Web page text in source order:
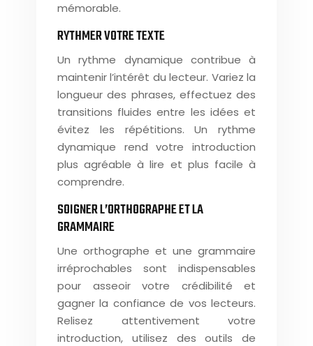
mémorable.
RYTHMER VOTRE TEXTE
Un rythme dynamique contribue à
maintenir l’intérêt du lecteur. Variez la
longueur des phrases, effectuez des
transitions fluides entre les idées et
évitez les répétitions. Un rythme
dynamique rend votre introduction
plus agréable à lire et plus facile à
comprendre.
SOIGNER L’ORTHOGRAPHE ET LA
GRAMMAIRE
Une orthographe et une grammaire
irréprochables sont indispensables
pour asseoir votre crédibilité et
gagner la confiance de vos lecteurs.
Relisez attentivement votre
introduction, utilisez des outils de